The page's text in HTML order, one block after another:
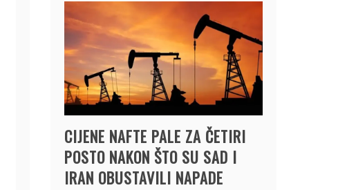
CIJENE NAFTE PALE ZA ČETIRI
POSTO NAKON ŠTO SU SAD I
IRAN OBUSTAVILI NAPADE